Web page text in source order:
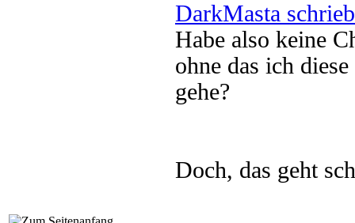
DarkMasta schrieb
Habe also keine
ohne das ich
gehe?
Doch, das geht